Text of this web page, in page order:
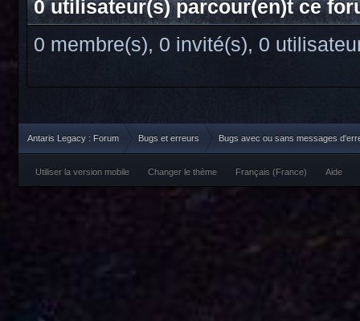
0 utilisateur(s) parcour(en)t ce
0 membre(s), 0 invité(s), 0
Antaris Legacy : Forum Bugs et erreurs Bugs avec ou sans messages
Utiliser la version mobile Changer le thème Français (France) Aide